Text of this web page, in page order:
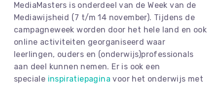
MediaMasters is onderdeel van de Week van de
Mediawijsheid (7 t/m 14 november). Tijdens de
campagneweek worden door het hele land en ook
online activiteiten georganiseerd waar
leerlingen, ouders en (onderwijs)professionals
aan deel kunnen nemen. Er is ook een
speciale inspiratiepagina voor het onderwijs met